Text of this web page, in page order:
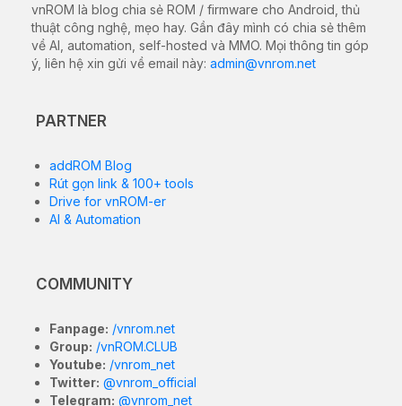
vnROM là blog chia sẻ ROM / firmware cho Android, thủ
thuật công nghệ, mẹo hay. Gần đây mình có chia sẻ thêm
về AI, automation, self-hosted và MMO. Mọi thông tin góp
ý, liên hệ xin gửi về email này: admin@vnrom.net
PARTNER
addROM Blog
Rút gọn link & 100+ tools
Drive for vnROM-er
AI & Automation
COMMUNITY
Fanpage: /vnrom.net
Group: /vnROM.CLUB
Youtube: /vnrom_net
Twitter: @vnrom_official
Telegram: @vnrom_net